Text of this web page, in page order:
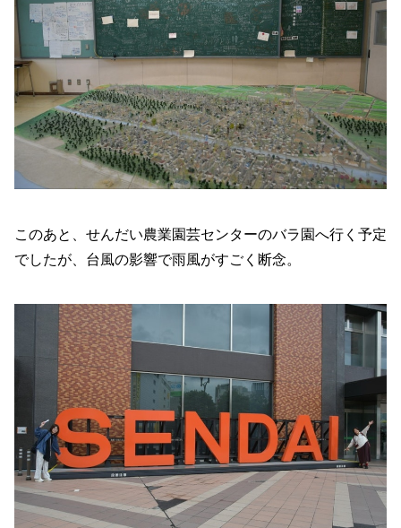
このあと、せんだい農業園芸センターのバラ園へ行く予定
でしたが、台風の影響で雨風がすごく断念。